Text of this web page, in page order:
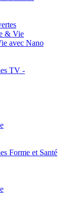
& Vie
avec Nano
TV -
Forme et Santé